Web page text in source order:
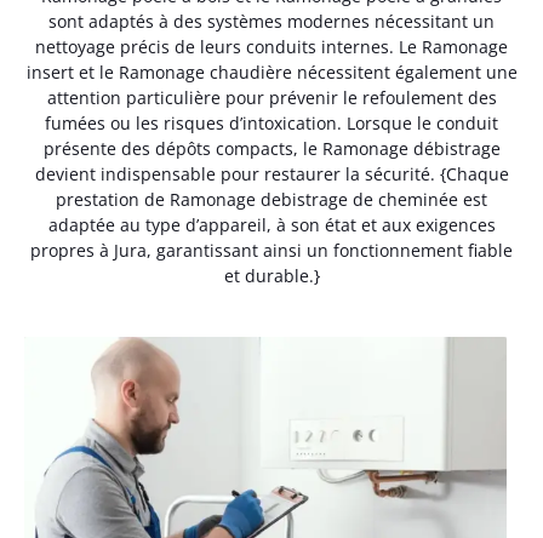
sont adaptés à des systèmes modernes nécessitant un
nettoyage précis de leurs conduits internes. Le Ramonage
insert et le Ramonage chaudière nécessitent également une
attention particulière pour prévenir le refoulement des
fumées ou les risques d’intoxication. Lorsque le conduit
présente des dépôts compacts, le Ramonage débistrage
devient indispensable pour restaurer la sécurité. {Chaque
prestation de Ramonage debistrage de cheminée est
adaptée au type d’appareil, à son état et aux exigences
propres à Jura, garantissant ainsi un fonctionnement fiable
et durable.}